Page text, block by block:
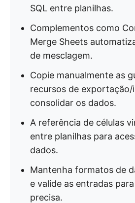
SQL entre planilhas.
Complementos como
Merge Sheets
de mesclagem.
Copie manualmente as
recursos de
consolidar os dados.
A referência de células
entre planilhas para
dados.
Mantenha formatos de
e valide as entradas
precisa.